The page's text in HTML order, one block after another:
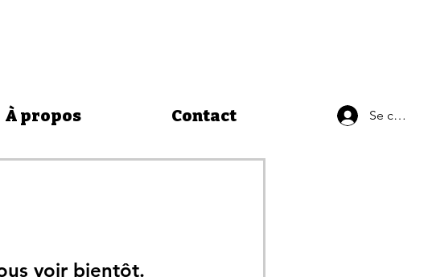
À propos Contact Se
voir bientôt.